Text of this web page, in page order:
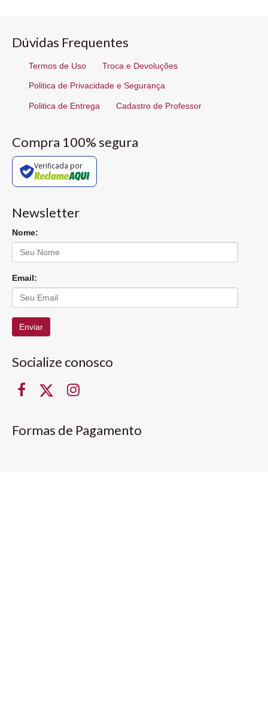
Dúvidas Frequentes
Termos de Uso Troca e Devoluções
Politica de Privacidade e Segurança
Politica de Entrega Cadastro de Professor
Compra 100% segura
Verificada por
Newsletter
Nome:
Email:
Enviar
Socialize conosco
Formas de Pagamento